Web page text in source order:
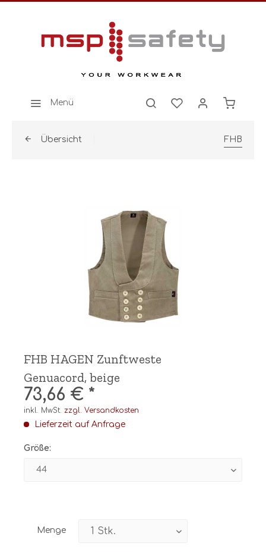
Menü
Übersicht FHB
FHB HAGEN Zunftweste
Genuacord, beige
73,66 € *
inkl. MwSt. zzgl. Versandkosten
Lieferzeit auf Anfrage
Größe:
Menge